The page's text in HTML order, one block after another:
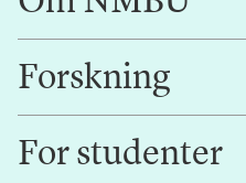
Om oss
Forskning
Forskning
For studenter